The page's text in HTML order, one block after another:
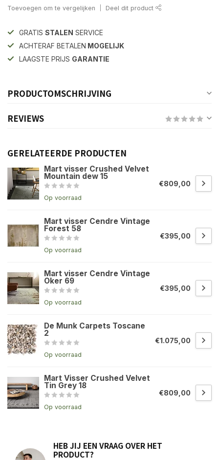
Toevoegen om te vergelijken Deel dit product
GRATIS STALEN SERVICE
ACHTERAF BETALEN MOGELIJK
LAAGSTE PRIJS GARANTIE
PRODUCTOMSCHRIJVING
REVIEWS
GERELATEERDE PRODUCTEN
Mart visser Crushed Velvet
Mountain dew 15
Op voorraad
€809,00
Mart visser Cendre Vintage
Forest 58
Op voorraad
€395,00
Mart visser Cendre Vintage
Oker 69
Op voorraad
€395,00
De Munk Carpets Toscane
2
Op voorraad
€1.075,00
Mart Visser Crushed Velvet
Tin Grey 18
Op voorraad
€809,00
HEB JIJ EEN VRAAG OVER HET
PRODUCT?